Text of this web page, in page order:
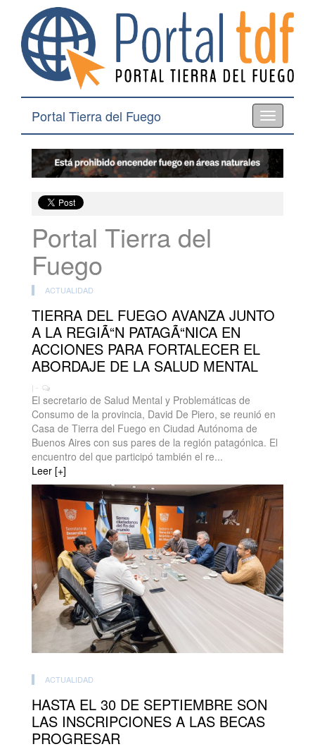
Toggle
navigation
Portal Tierra del Fuego
Portal Tierra del
Fuego
ACTUALIDAD
TIERRA DEL FUEGO AVANZA JUNTO
A LA REGIÃ“N PATAGÃ“NICA EN
ACCIONES PARA FORTALECER EL
ABORDAJE DE LA SALUD MENTAL
| -
El secretario de Salud Mental y Problemáticas de
Consumo de la provincia, David De Piero, se reunió en
Casa de Tierra del Fuego en Ciudad Autónoma de
Buenos Aires con sus pares de la región patagónica. El
encuentro del que participó también el re...
Leer [+]
ACTUALIDAD
HASTA EL 30 DE SEPTIEMBRE SON
LAS INSCRIPCIONES A LAS BECAS
PROGRESAR